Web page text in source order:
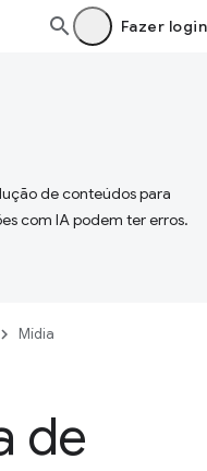
Fazer login
de conteúdos para
com IA podem ter erros.
Mídia
de